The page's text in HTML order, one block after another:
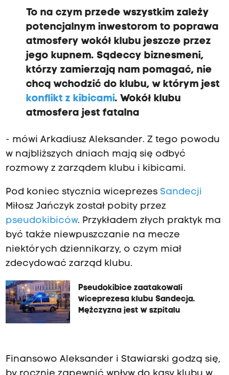
To na czym przede wszystkim zależy
potencjalnym inwestorom to poprawa
atmosfery wokół klubu jeszcze przez
jego kupnem. Sądeccy biznesmeni,
którzy zamierzają nam pomagać, nie
chcą wchodzić do klubu, w którym jest
konflikt z kibicami. Wokół klubu
atmosfera jest fatalna
- mówi Arkadiusz Aleksander. Z tego powodu
w najbliższych dniach mają się odbyć
rozmowy z zarządem klubu i kibicami.
Pod koniec stycznia wiceprezes Sandecji
Miłosz Jańczyk został pobity przez
pseudokibiców. Przykładem złych praktyk ma
być także niewpuszczanie na mecze
niektórych dziennikarzy, o czym miał
zdecydować zarząd klubu.
Pseudokibice zaatakowali
wiceprezesa klubu Sandecja.
Mężczyzna jest w szpitalu
Finansowo Aleksander i Stawiarski godzą się,